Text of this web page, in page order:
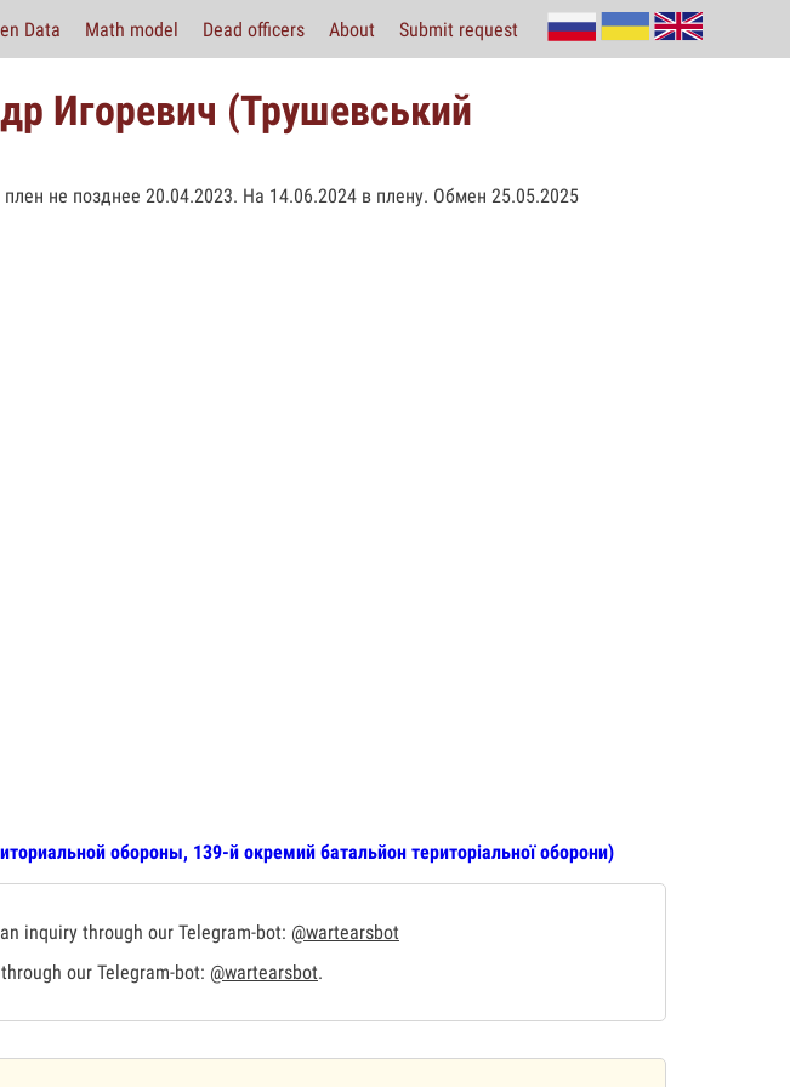
Data Math model Dead officers About Submit request
Игоревич (Трушевський
не позднее 20.04.2023. На 14.06.2024 в плену. Обмен 25.05.2025
обороны, 139-й окремий батальйон територіальної оборони)
inquiry through our Telegram-bot: @wartearsbot
our Telegram-bot: @wartearsbot.